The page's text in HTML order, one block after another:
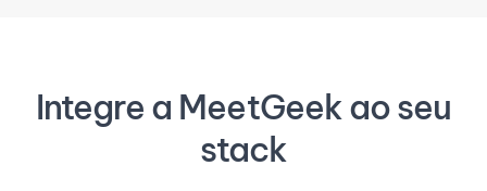
Integre a MeetGeek ao seu
stack